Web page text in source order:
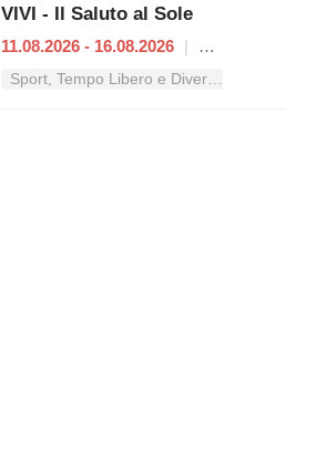
VIVI - Il Saluto al Sole
11.08.2026 - 16.08.2026 |
Sport, Tempo Libero e Divertimento nel Lazio